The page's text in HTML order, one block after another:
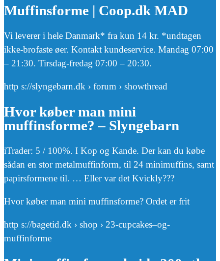
Muffinsforme | Coop.dk MAD
Vi leverer i hele Danmark* fra kun 14 kr. *undtagen
ikke-brofaste øer. Kontakt kundeservice. Mandag 07:00
– 21:30. Tirsdag-fredag 07:00 – 20:30.
http s://slyngebarn.dk › forum › showthread
Hvor køber man mini
muffinsforme? – Slyngebarn
iTrader: 5 / 100%. I Kop og Kande. Der kan du købe
sådan en stor metalmuffinform, til 24 minimuffins, samt
papirsformene til. … Eller var det Kvickly???
Hvor køber man mini muffinsforme? Ordet er frit
http s://bagetid.dk › shop › 23-cupcakes–og-
muffinforme